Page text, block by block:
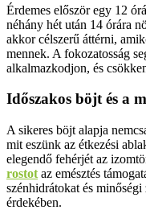
Érdemes először egy 12
néhány hét után 14 órára
akkor célszerű áttérni,
mennek. A fokozatosság
alkalmazkodjon, és
Időszakos böjt és a
A sikeres böjt alapja
mit eszünk az étkezési
elegendő fehérjét az
rostot az emésztés
szénhidrátokat és
érdekében.